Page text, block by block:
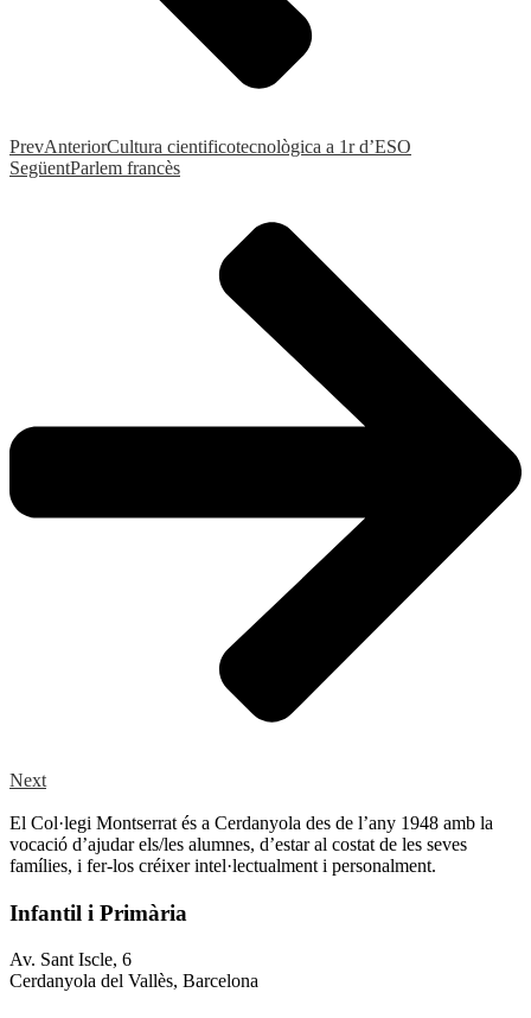
PrevAnteriorCultura cientificotecnològica a 1r d’ESO
SegüentParlem francès
Next
El Col·legi Montserrat és a Cerdanyola des de l’any 1948 amb la
vocació d’ajudar els/les alumnes, d’estar al costat de les seves
famílies, i fer-los créixer intel·lectualment i personalment.
Infantil i Primària
Av. Sant Iscle, 6
Cerdanyola del Vallès, Barcelona